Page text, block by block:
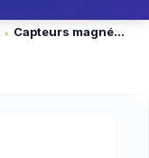
Capteurs magnétiques & à effet Hall